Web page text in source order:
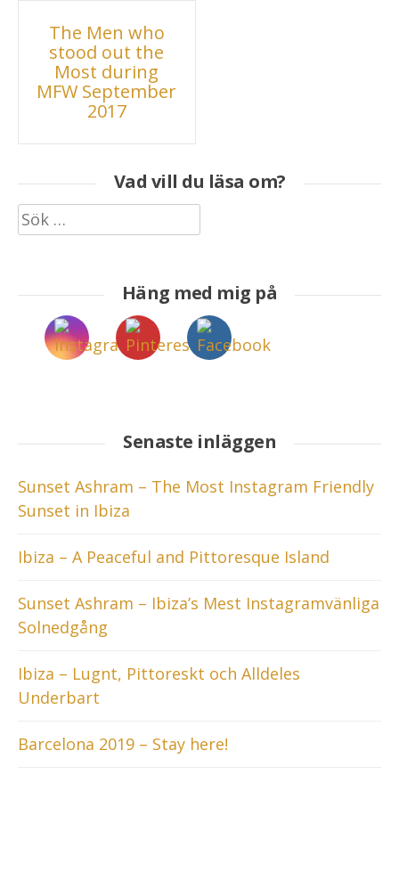
Inläggsnavigering
The Men who
stood out the
Most during
MFW September
2017
Vad vill du läsa om?
Sök
efter:
Häng med mig på
Senaste inläggen
Sunset Ashram – The Most Instagram Friendly
Sunset in Ibiza
Ibiza – A Peaceful and Pittoresque Island
Sunset Ashram – Ibiza’s Mest Instagramvänliga
Solnedgång
Ibiza – Lugnt, Pittoreskt och Alldeles
Underbart
Barcelona 2019 – Stay here!